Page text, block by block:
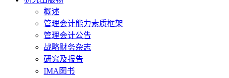
概述
管理会计能力素质框架
管理会计公告
战略财务杂志
研究及报告
IMA图书